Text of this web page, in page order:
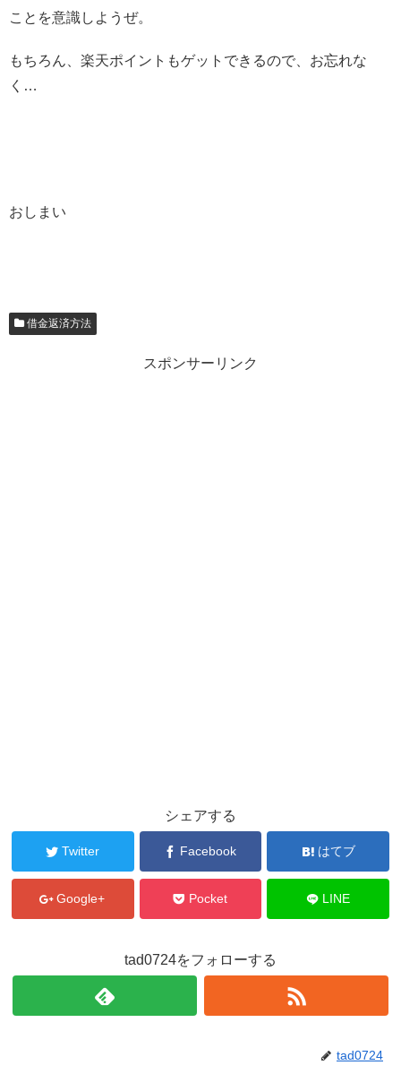
ことを意識しようぜ。
もちろん、楽天ポイントもゲットできるので、お忘れな
く…
おしまい
借金返済方法
スポンサーリンク
シェアする
Twitter Facebook はてブ
Google+ Pocket LINE
tad0724をフォローする
tad0724